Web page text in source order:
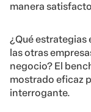
manera
¿Qué
las otras
negocio? El
mostrado eficaz
interrogante.